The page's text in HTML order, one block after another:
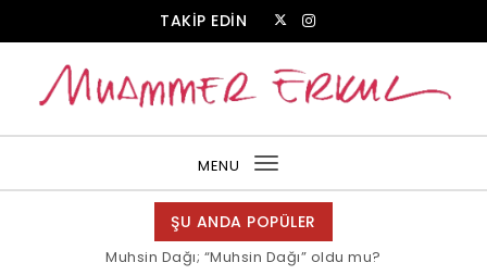
TAKİP EDİN
MENU
Toggle
navigation
ŞU ANDA POPÜLER
Muhsin Dağı; “Muhsin Dağı” oldu mu?